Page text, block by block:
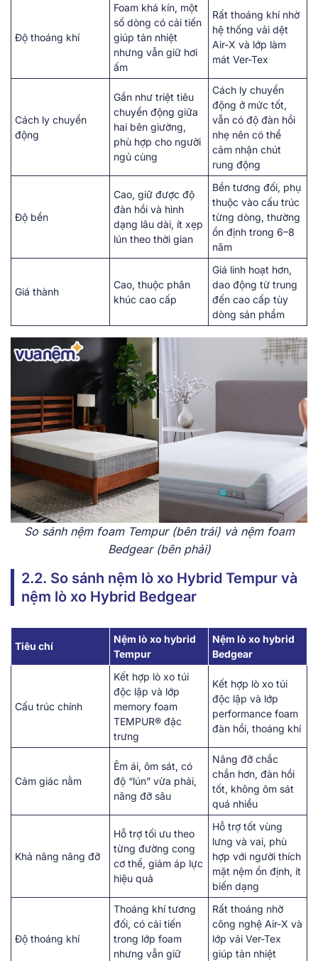
Độ thoáng khí
Foam khá kín, một
số dòng có cải tiến
giúp tản nhiệt
nhưng vẫn giữ hơi
ấm
Rất thoáng khí nhờ
hệ thống vải dệt
Air-X và lớp làm
mát Ver-Tex
Cách ly chuyển
động
Gần như triệt tiêu
chuyển động giữa
hai bên giường,
phù hợp cho người
ngủ cùng
Cách ly chuyển
động ở mức tốt,
vẫn có độ đàn hồi
nhẹ nên có thể
cảm nhận chút
rung động
Độ bền
Cao, giữ được độ
đàn hồi và hình
dạng lâu dài, ít xẹp
lún theo thời gian
Bền tương đối, phụ
thuộc vào cấu trúc
từng dòng, thường
ổn định trong 6–8
năm
Giá thành
Cao, thuộc phân
khúc cao cấp
Giá linh hoạt hơn,
dao động từ trung
đến cao cấp tùy
dòng sản phẩm
So sánh nệm foam Tempur (bên trái) và nệm foam
Bedgear (bên phải)
2.2. So sánh nệm lò xo Hybrid Tempur và
nệm lò xo Hybrid Bedgear
Tiêu chí
Nệm lò xo hybrid
Tempur
Nệm lò xo hybrid
Bedgear
Cấu trúc chính
Kết hợp lò xo túi
độc lập và lớp
memory foam
TEMPUR® đặc
trưng
Kết hợp lò xo túi
độc lập và lớp
performance foam
đàn hồi, thoáng khí
Cảm giác nằm
Êm ái, ôm sát, có
độ “lún” vừa phải,
nâng đỡ sâu
Nâng đỡ chắc
chắn hơn, đàn hồi
tốt, không ôm sát
quá nhiều
Khả năng nâng đỡ
Hỗ trợ tối ưu theo
từng đường cong
cơ thể, giảm áp lực
hiệu quả
Hỗ trợ tốt vùng
lưng và vai, phù
hợp với người thích
mặt nệm ổn định, ít
biến dạng
Độ thoáng khí
Thoáng khí tương
đối, có cải tiến
trong lớp foam
nhưng vẫn giữ
Rất thoáng nhờ
công nghệ Air-X và
lớp vải Ver-Tex
giúp tản nhiệt